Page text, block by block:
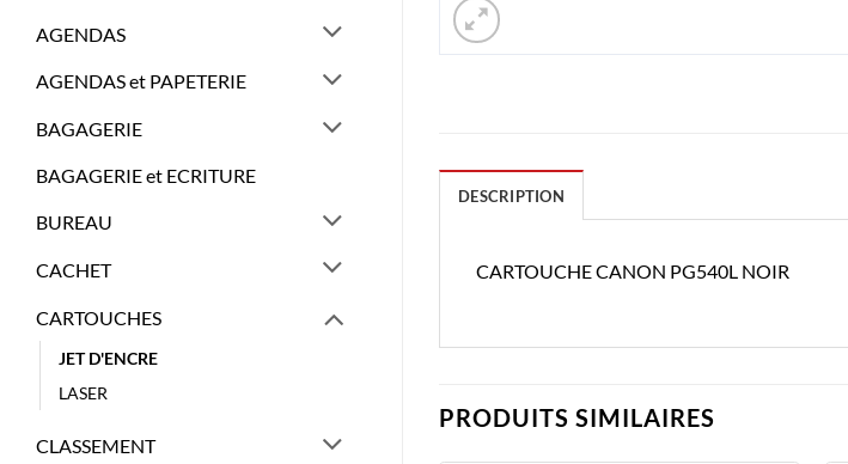
AGENDAS
AGENDAS et PAPETERIE
BAGAGERIE
BAGAGERIE et ECRITURE
BUREAU
CACHET
CARTOUCHES
JET D'ENCRE
LASER
CLASSEMENT
DESCRIPTION
CARTOUCHE CANON PG540L NOIR
PRODUITS SIMILAIRES